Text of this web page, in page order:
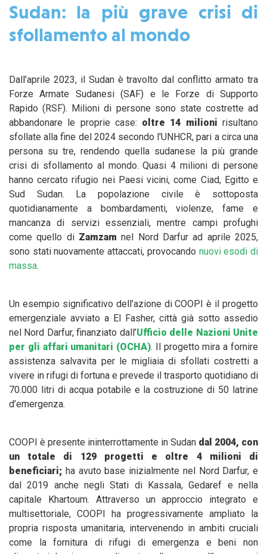
Sudan: la più grave crisi di
sfollamento al mondo
Dall’aprile 2023, il Sudan è travolto dal conflitto armato tra
Forze Armate Sudanesi (SAF) e le Forze di Supporto
Rapido (RSF). Milioni di persone sono state costrette ad
abbandonare le proprie case: oltre 14 milioni risultano
sfollate alla fine del 2024 secondo l'UNHCR, pari a circa una
persona su tre, rendendo quella sudanese la più grande
crisi di sfollamento al mondo. Quasi 4 milioni di persone
hanno cercato rifugio nei Paesi vicini, come Ciad, Egitto e
Sud Sudan. La popolazione civile è sottoposta
quotidianamente a bombardamenti, violenze, fame e
mancanza di servizi essenziali, mentre campi profughi
come quello di Zamzam nel Nord Darfur ad aprile 2025,
sono stati nuovamente attaccati, provocando nuovi esodi di
massa.
Un esempio significativo dell’azione di COOPI è il progetto
emergenziale avviato a El Fasher, città già sotto assedio
nel Nord Darfur, finanziato dall’Ufficio delle Nazioni Unite
per gli affari umanitari (OCHA). Il progetto mira a fornire
assistenza salvavita per le migliaia di sfollati costretti a
vivere in rifugi di fortuna e prevede il trasporto quotidiano di
70.000 litri di acqua potabile e la costruzione di 50 latrine
d’emergenza.
COOPI è presente ininterrottamente in Sudan dal 2004, con
un totale di 129 progetti e oltre 4 milioni di
beneficiari; ha avuto base inizialmente nel Nord Darfur, e
dal 2019 anche negli Stati di Kassala, Gedaref e nella
capitale Khartoum. Attraverso un approccio integrato e
multisettoriale, COOPI ha progressivamente ampliato la
propria risposta umanitaria, intervenendo in ambiti cruciali
come la fornitura di rifugi di emergenza e beni non